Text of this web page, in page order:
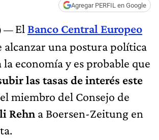
Agregar PERFIL en Google
El Banco Central Europeo
alcanzar una postura política
economía y es probable que
las tasas de interés este
miembro del Consejo de
Rehn a Boersen-Zeitung en